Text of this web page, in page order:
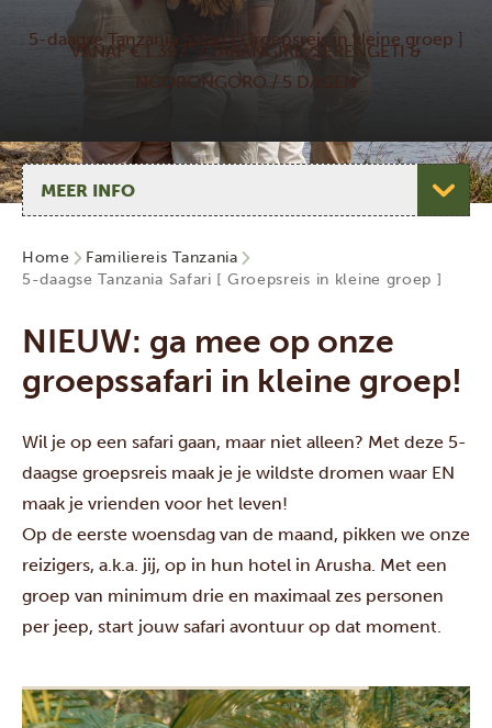
5-daagse Tanzania Safari [ Groepsreis in kleine groep ]
VANAF € 1.397*/ TARANGIRE, SERENGETI &
NGORONGORO / 5 DAGEN
Selecteer pagina
Home
Familiereis Tanzania
5-daagse Tanzania Safari [ Groepsreis in kleine groep ]
NIEUW: ga mee op onze
groepssafari in kleine groep!
Wil je op een safari gaan, maar niet alleen? Met deze 5-
daagse groepsreis maak je je wildste dromen waar EN
maak je vrienden voor het leven!
Op de eerste woensdag van de maand, pikken we onze
reizigers, a.k.a. jij, op in hun hotel in Arusha. Met een
groep van minimum drie en maximaal zes personen
per jeep, start jouw safari avontuur op dat moment.